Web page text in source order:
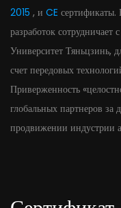
2015 , и CE сертификаты.
разработок
Университет Тяньцзинь,
счет передовых
Приверженность
глобальных партнеров за
продвижении индустрии